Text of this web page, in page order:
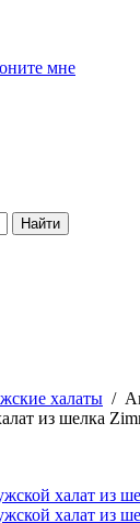
мне
халаты /
из шелка